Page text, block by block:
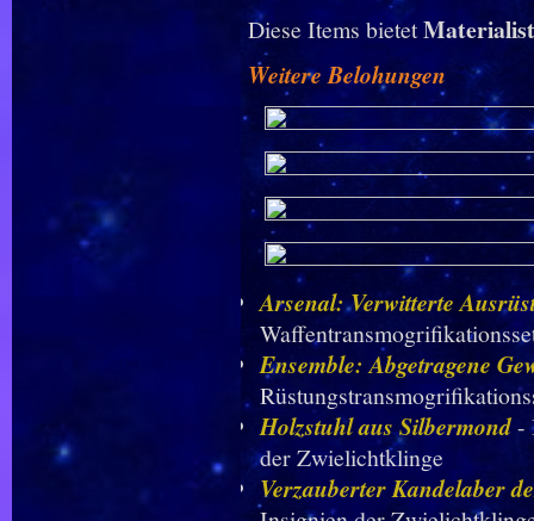
Diese Items bietet
Weitere Belohungen
Arsenal: Verwitterte
Ensemble: Abgetragene
Holzstuhl aus Silbermond-
der Zwielichtklinge
Verzauberter Kandelaber